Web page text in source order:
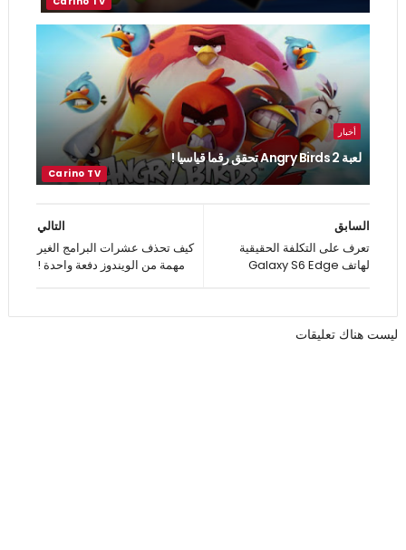
أخبار
لعبة Angry Birds 2 تحقق رقما قياسيا !
التالي
كيف تحذف عشرات البرامج الغير
مهمة من الويندوز دفعة واحدة !
السابق
تعرف على التكلفة الحقيقية
لهاتف Galaxy S6 Edge
ليست هناك تعليقات